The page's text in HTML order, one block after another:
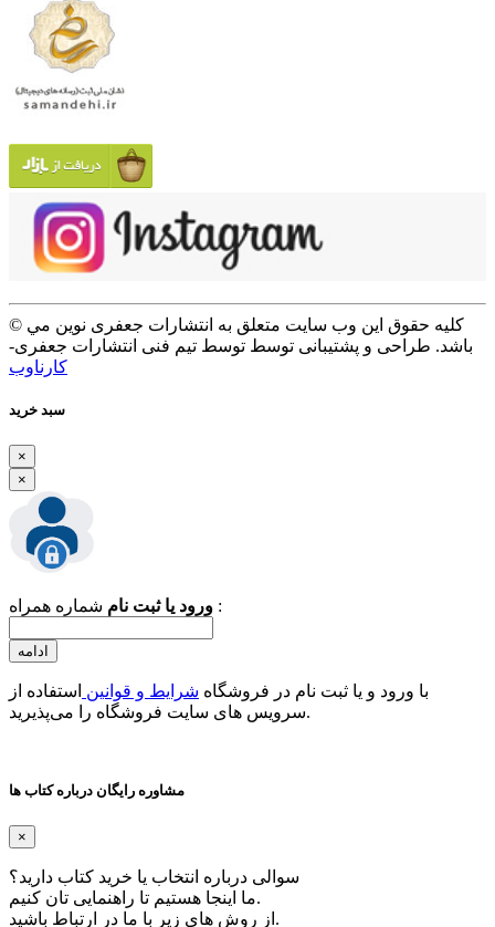
© کلیه حقوق این وب سایت متعلق به انتشارات جعفری نوین مي
باشد. طراحی و پشتیبانی توسط توسط تیم فنی انتشارات جعفری-
کارناوب
سبد خرید
×
×
ورود یا ثبت نام شماره همراه :
ادامه
با ورود و یا ثبت نام در فروشگاه شرایط و قوانین استفاده از
سرویس های سایت فروشگاه را می‌پذیرید.
مشاوره رایگان درباره کتاب ها
×
سوالی درباره انتخاب یا خرید کتاب دارید؟
ما اینجا هستیم تا راهنمایی تان کنیم.
از روش های زیر با ما در ارتباط باشید.